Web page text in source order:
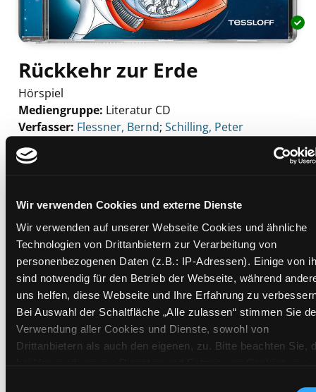
Wir verwenden Cookies und externe Dienste
Wir verwenden auf unserer Webseite Cookies und ähnliche
Technologien von Drittanbietern zur Verarbeitung von
personenbezogenen Daten (z.B.: IP-Adressen). Einige von
sind notwendig für den Betrieb der Webseite, während
uns helfen, diese Webseite und Ihre Erfahrung zu
Bei Auswahl der Schaltfläche „Alle zulassen“ stimmen Sie
Verwendung aller Cookies und Dienste, sowohl von
Drittanbietern als auch den eigenen, zu. Bitte beachten Sie,
Rückkehr zur Erde
Hörspiel
Mediengruppe: Literatur CD
Verfasser: Suche nach diesem Verfasser
Flessner, Bernd; Schilling, Peter
Beschreibung ein-/ausblenden
Exemplare
Zweigstelle:Zanklhof
Signatur:
TD.JE.U FLE
Standort 2:Ausleihe
Status: Verfügbar